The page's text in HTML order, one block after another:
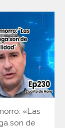
«Las
son de